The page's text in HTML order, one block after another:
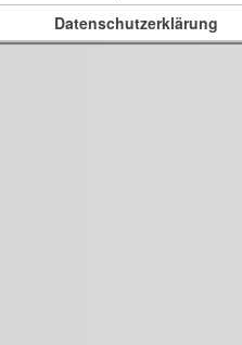
Datenschutzerklärung